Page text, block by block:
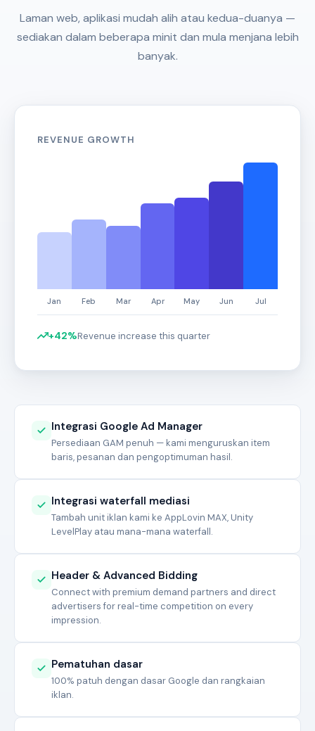
Laman web, aplikasi mudah alih atau kedua-duanya —
sediakan dalam beberapa minit dan mula menjana lebih
banyak.
Integrasi Google Ad Manager
Persediaan GAM penuh — kami menguruskan item
baris, pesanan dan pengoptimuman hasil.
Integrasi waterfall mediasi
Tambah unit iklan kami ke AppLovin MAX, Unity
LevelPlay atau mana-mana waterfall.
Header & Advanced Bidding
Connect with premium demand partners and direct
advertisers for real-time competition on every
impression.
Pematuhan dasar
100% patuh dengan dasar Google dan rangkaian
iklan.
REVENUE GROWTH
+42%Revenue increase this quarter